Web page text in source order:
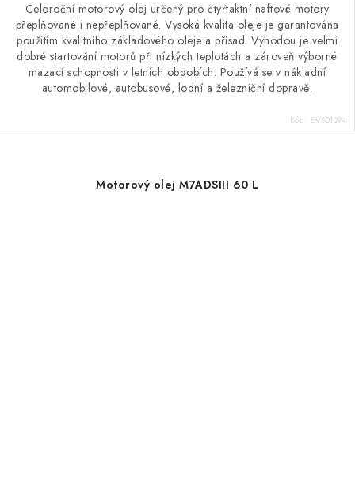
Celoroční motorový olej určený pro čtyřtaktní naftové motory
přeplňované i nepřeplňované. Vysoká kvalita oleje je garantována
použitím kvalitního základového oleje a přísad. Výhodou je velmi
dobré startování motorů při nízkých teplotách a zároveň výborné
mazací schopnosti v letních obdobích. Používá se v nákladní
automobilové, autobusové, lodní a železniční dopravě.
Kód: EV501094
Motorový olej M7ADSIII 60 L